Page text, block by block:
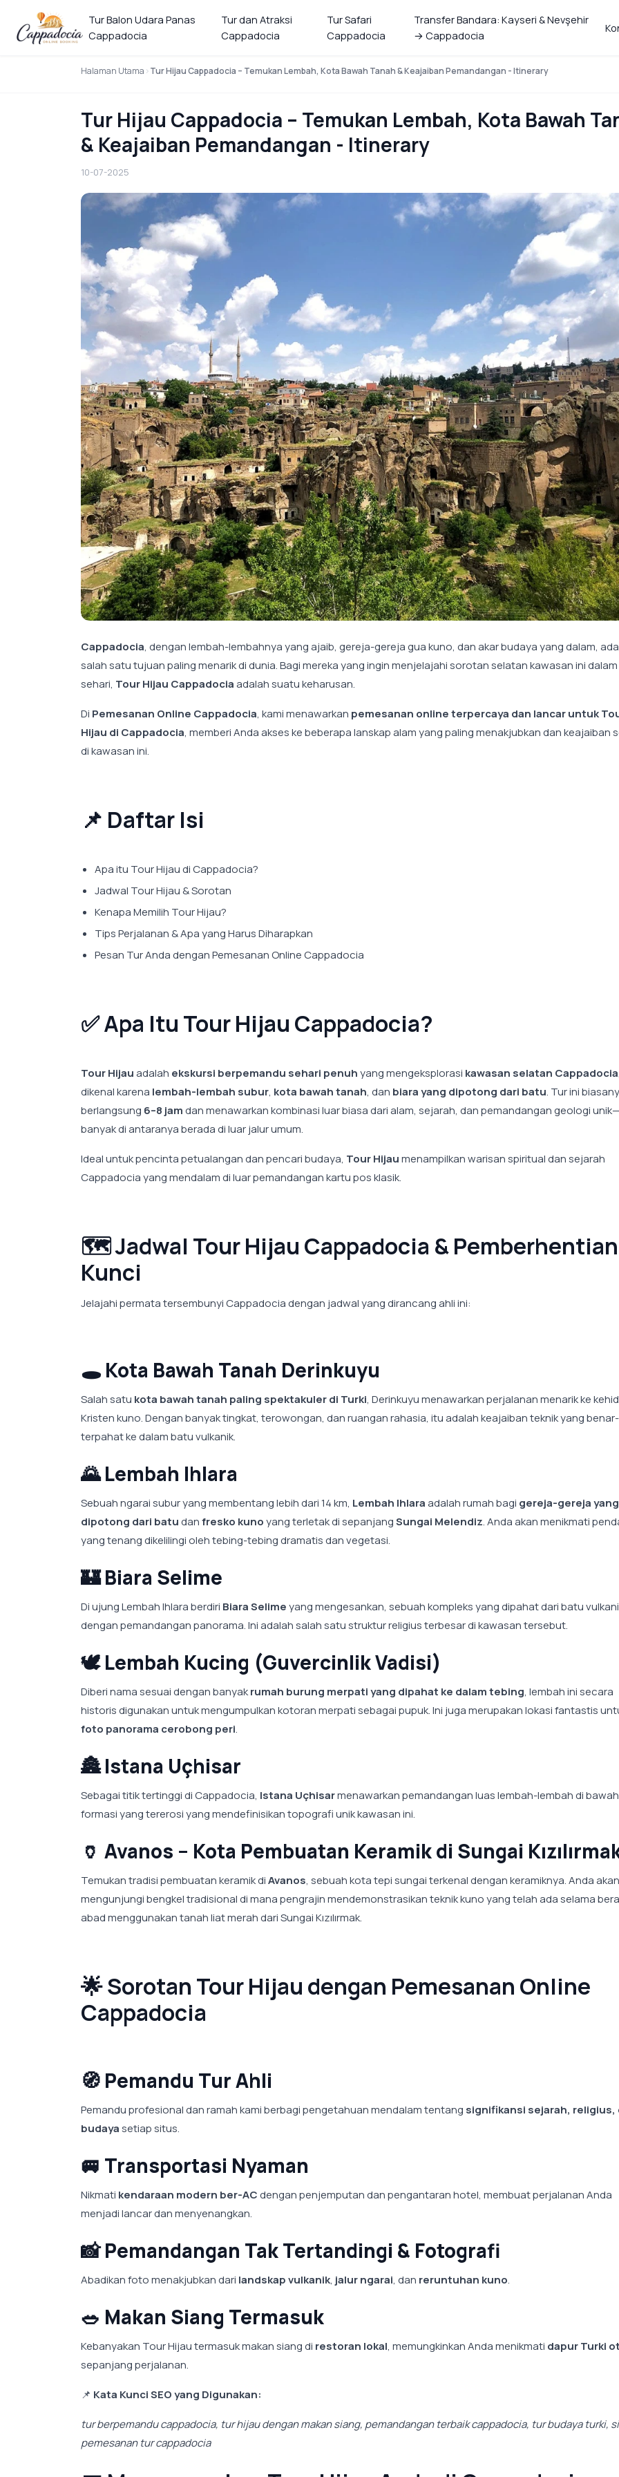
Tur Balon Udara Panas
Cappadocia
Tur dan Atraksi
Cappadocia
Tur Safari
Cappadocia
Transfer Bandara: Kayseri & Nevşehir
→ Cappadocia
Halaman Utama Tur Hijau Cappadocia – Temukan Lembah, Kota Bawah Tanah & Keajaiban Pemandangan - Itinerary
Tur Hijau Cappadocia – Temukan Lembah, Kota Bawah
& Keajaiban Pemandangan - Itinerary
10-07-2025
Cappadocia, dengan lembah-lembahnya yang ajaib, gereja-gereja gua kuno, dan akar budaya yang dalam,
salah satu tujuan paling menarik di dunia. Bagi mereka yang ingin menjelajahi sorotan selatan kawasan ini dalam
sehari, Tour Hijau Cappadociaadalah suatu keharusan.
Di Pemesanan Online Cappadocia, kami menawarkan pemesanan online terpercaya dan lancar untuk
Hijau di Cappadocia, memberi Anda akses ke beberapa lanskap alam yang paling menakjubkan dan keajaiban
di kawasan ini.
📌 Daftar Isi
Apa itu Tour Hijau di Cappadocia?
Jadwal Tour Hijau & Sorotan
Kenapa Memilih Tour Hijau?
Tips Perjalanan & Apa yang Harus Diharapkan
Pesan Tur Anda dengan Pemesanan Online Cappadocia
✅ Apa Itu Tour Hijau Cappadocia?
Tour Hijauadalah ekskursi berpemandu sehari penuhyang mengeksplorasi kawasan selatan Cappadocia,
dikenal karena lembah-lembah subur, kota bawah tanah, dan biara yang dipotong dari batu. Tur ini
berlangsung 6–8 jamdan menawarkan kombinasi luar biasa dari alam, sejarah, dan pemandangan geologi unik—
banyak di antaranya berada di luar jalur umum.
Ideal untuk pencinta petualangan dan pencari budaya, Tour Hijaumenampilkan warisan spiritual dan sejarah
Cappadocia yang mendalam di luar pemandangan kartu pos klasik.
🗺️ Jadwal Tour Hijau Cappadocia & Pemberhentian
Kunci
Jelajahi permata tersembunyi Cappadocia dengan jadwal yang dirancang ahli ini:
🕳️ Kota Bawah Tanah Derinkuyu
Salah satu kota bawah tanah paling spektakuler di Turki, Derinkuyu menawarkan perjalanan menarik ke
Kristen kuno. Dengan banyak tingkat, terowongan, dan ruangan rahasia, itu adalah keajaiban teknik yang
terpahat ke dalam batu vulkanik.
🌄Lembah Ihlara
Sebuah ngarai subur yang membentang lebih dari 14 km, Lembah Ihlaraadalah rumah bagi gereja-gereja yang
dipotong dari batudanfresko kunoyang terletak di sepanjangSungai Melendiz. Anda akan menikmati
yang tenang dikelilingi oleh tebing-tebing dramatis dan vegetasi.
🏰Biara Selime
Di ujung Lembah Ihlara berdiri Biara Selimeyang mengesankan, sebuah kompleks yang dipahat dari batu
dengan pemandangan panorama. Ini adalah salah satu struktur religius terbesar di kawasan tersebut.
🕊️Lembah Kucing (Guvercinlik Vadisi)
Diberi nama sesuai dengan banyakrumah burung merpati yang dipahat ke dalam tebing, lembah ini secara
historis digunakan untuk mengumpulkan kotoran merpati sebagai pupuk. Ini juga merupakan lokasi fantastis
foto panorama cerobong peri.
🏯Istana Uçhisar
Sebagai titik tertinggi di Cappadocia, Istana Uçhisarmenawarkan pemandangan luas lembah-lembah di
formasi yang tererosi yang mendefinisikan topografi unik kawasan ini.
🏺 Avanos – Kota Pembuatan Keramik di Sungai
Temukan tradisi pembuatan keramik diAvanos, sebuah kota tepi sungai terkenal dengan keramiknya. Anda akan
mengunjungi bengkel tradisional di mana pengrajin mendemonstrasikan teknik kuno yang telah ada selama
abad menggunakan tanah liat merah dari Sungai Kızılırmak.
🌟 Sorotan Tour Hijau dengan Pemesanan Online
Cappadocia
🧭 Pemandu Tur Ahli
Pemandu profesional dan ramah kami berbagi pengetahuan mendalam tentang signifikansi sejarah, religius,
budayasetiap situs.
🚐 Transportasi Nyaman
Nikmati kendaraan modern ber-ACdengan penjemputan dan pengantaran hotel, membuat perjalanan Anda
menjadi lancar dan menyenangkan.
📸Pemandangan Tak Tertandingi & Fotografi
Abadikan foto menakjubkan dari landskap vulkanik, jalur ngarai, dan reruntuhan kuno.
🥗 Makan Siang Termasuk
Kebanyakan Tour Hijau termasuk makan siang di restoran lokal, memungkinkan Anda menikmati dapur Turki
sepanjang perjalanan.
📌 Kata Kunci SEO yang Digunakan:
tur berpemandu cappadocia, tur hijau dengan makan siang, pemandangan terbaik cappadocia, tur budaya turki,
pemesanan tur cappadocia